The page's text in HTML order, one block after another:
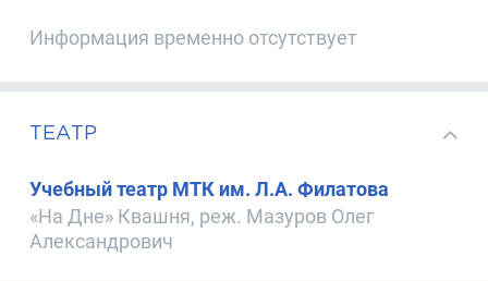
Информация временно отсутствует
ТЕАТР
Учебный театр МТК им. Л.А. Филатова
«На Дне» Квашня, реж. Мазуров Олег
Александрович